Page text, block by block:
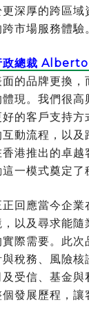
深厚的跨區域
市場服務體驗
總裁
的品牌更換，
現。我們很高
的客戶支持方
動流程，以及
港推出的卓越
一模式奠定了
回應當今企業
以及尋求能
際需要。此次
稅務、風險核
受信、基金與
發展歷程，讓